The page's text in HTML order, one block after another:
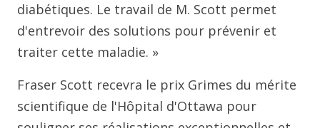
diabétiques. Le travail de M. Scott permet
d'entrevoir des solutions pour prévenir et
traiter cette maladie. »
Fraser Scott recevra le prix Grimes du mérite
scientifique de l'Hôpital d'Ottawa pour